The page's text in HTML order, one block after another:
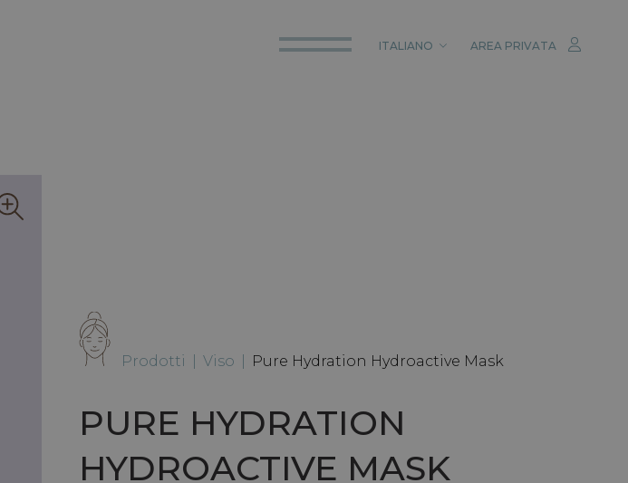
ITALIANO AREA PRIVATA
Prodotti Viso Pure Hydration Hydroactive Mask
PURE HYDRATION
HYDROACTIVE MASK